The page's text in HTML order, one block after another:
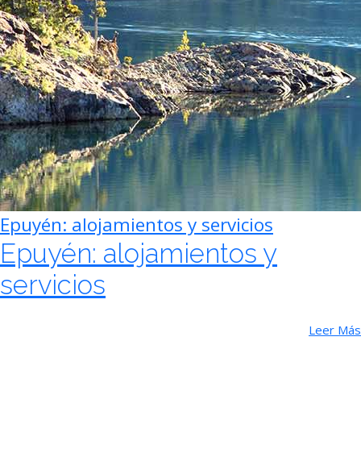
Epuyén: alojamientos y servicios
Epuyén: alojamientos y
servicios
Leer Más